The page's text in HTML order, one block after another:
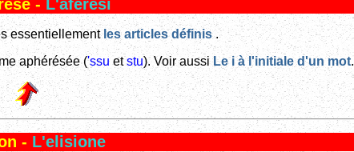
- L'afèresi
essentiellementles articles définis .
aphérésée ('ssu etstu). Voir aussiLe i à l'initiale d'un mot.
- L'elisione